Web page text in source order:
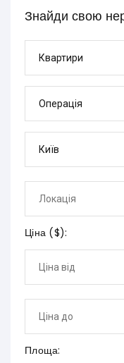
Знайди свою
Квартири
Операція
Ціна ($):
Площа: